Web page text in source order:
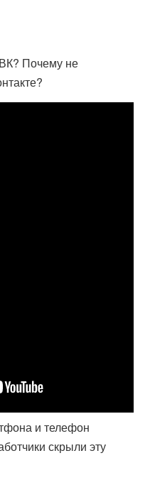
Почему не
и телефон
скрыли эту